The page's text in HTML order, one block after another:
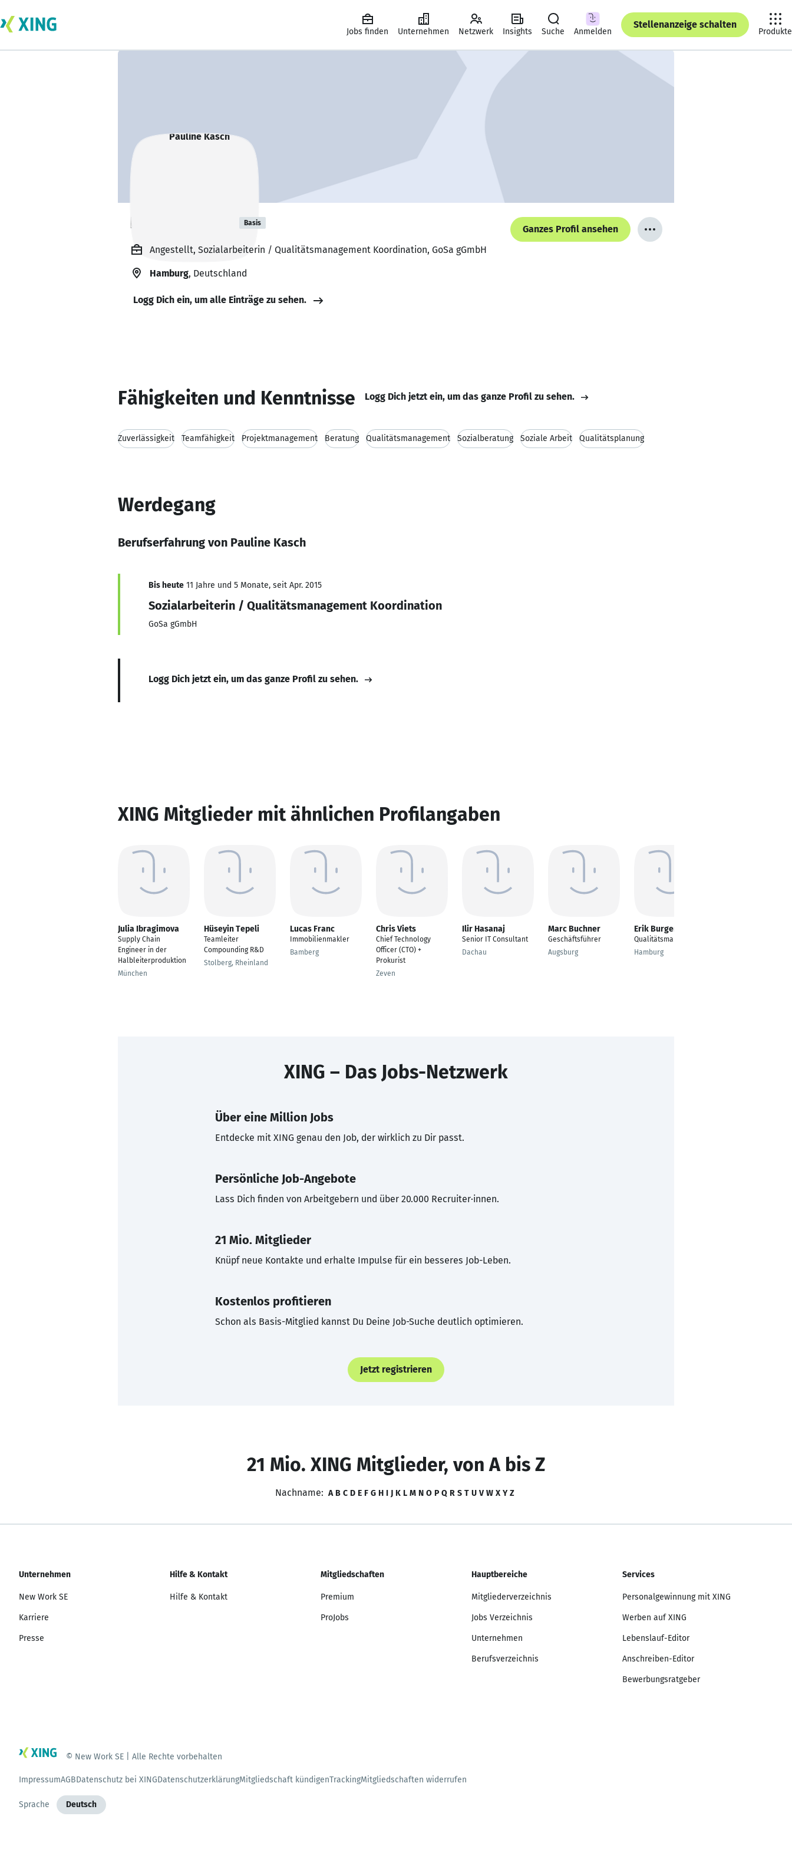
Jobs finden Unternehmen Netzwerk Insights Suche Anmelden
Stellenanzeige schalten
Produkte
Pauline Kasch Basis
Ganzes Profil ansehen
Angestellt, Sozialarbeiterin / Qualitätsmanagement Koordination, GoSa gGmbH
Hamburg, Deutschland
Logg Dich ein, um alle Einträge zu sehen.
Fähigkeiten und Kenntnisse Logg Dich jetzt ein, um das ganze Profil zu sehen.
Zuverlässigkeit Teamfähigkeit Projektmanagement Beratung Qualitätsmanagement Sozialberatung Soziale Arbeit Qualitätsplanung
Werdegang
Berufserfahrung von Pauline Kasch
Bis heute 11 Jahre und 5 Monate, seit Apr. 2015
Sozialarbeiterin / Qualitätsmanagement Koordination
GoSa gGmbH
Logg Dich jetzt ein, um das ganze Profil zu sehen.
XING Mitglieder mit ähnlichen Profilangaben
Julia Ibragimova
Supply Chain
Engineer in der
Halbleiterproduktion
München
Hüseyin Tepeli
Teamleiter
Compounding R&D
Stolberg, Rheinland
Lucas Franc
Immobilienmakler
Bamberg
Chris Viets
Chief Technology
Officer (CTO) +
Prokurist
Zeven
Ilir Hasanaj
Senior IT Consultant
Dachau
Marc Buchner
Geschäftsführer
Augsburg
Erik Burgemeister
Qualitätsmanager
Hamburg
XING – Das Jobs-Netzwerk
Über eine Million Jobs
Entdecke mit XING genau den Job, der wirklich zu Dir passt.
Persönliche Job-Angebote
Lass Dich finden von Arbeitgebern und über 20.000 Recruiter·innen.
21 Mio. Mitglieder
Knüpf neue Kontakte und erhalte Impulse für ein besseres Job-Leben.
Kostenlos profitieren
Schon als Basis-Mitglied kannst Du Deine Job-Suche deutlich optimieren.
Jetzt registrieren
21 Mio. XING Mitglieder, von A bis Z
Nachname: A B C D E F G H I J K L M N O P Q R S T U V W X Y Z
Unternehmen
New Work SE
Karriere
Presse
Hilfe & Kontakt
Hilfe & Kontakt
Mitgliedschaften
Premium
ProJobs
Hauptbereiche
Mitgliederverzeichnis
Jobs Verzeichnis
Unternehmen
Berufsverzeichnis
Services
Personalgewinnung mit XING
Werben auf XING
Lebenslauf-Editor
Anschreiben-Editor
Bewerbungsratgeber
© New Work SE | Alle Rechte vorbehalten
ImpressumAGBDatenschutz bei XINGDatenschutzerklärungMitgliedschaft kündigenTrackingMitgliedschaften widerrufen
Sprache Deutsch